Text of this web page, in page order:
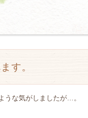
す。
うな気がしましたが…。